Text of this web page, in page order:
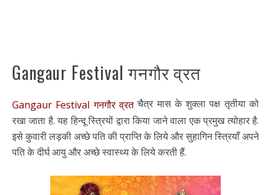
Gangaur Festival गनगौर व्रत
Gangaur Festival गनगौर व्रतचैत्र मास के शुक्ला पक्ष तृतीया को
रखा जाता है. यह हिन्दू स्त्रियों द्वारा किया जाने वाला एक प्रमुख त्योहार है.
इसे कुवारी लड़की अच्छे पति की प्राप्ति के लिये और सुहागिन स्त्रियाँ अपने
पति के दीर्घ आयु और अच्छे स्वास्थ्य के लिये करती हैं.